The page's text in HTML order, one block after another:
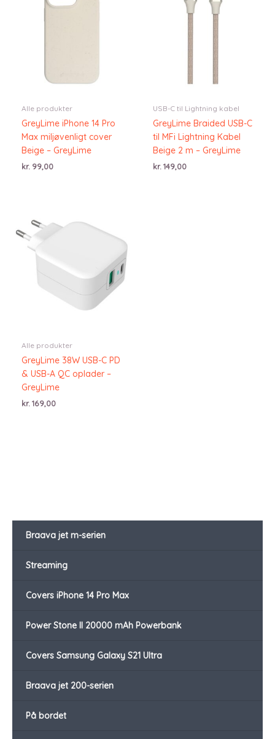
Braava jet m-serien
Streaming
Covers iPhone 14 Pro Max
Power Stone II 20000 mAh Powerbank
Covers Samsung Galaxy S21 Ultra
Braava jet 200-serien
På bordet
Alle produkter
GreyLime iPhone 14 Pro
Max miljøvenligt cover
Beige – GreyLime
kr. 99,00
USB-C til Lightning kabel
GreyLime Braided USB-C
til MFi Lightning Kabel
Beige 2 m – GreyLime
kr. 149,00
Alle produkter
GreyLime 38W USB-C PD
& USB-A QC oplader –
GreyLime
kr.169,00